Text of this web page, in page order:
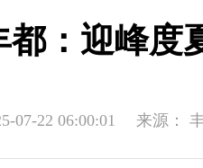
都：迎峰度
07-22 06:00:01 来源：